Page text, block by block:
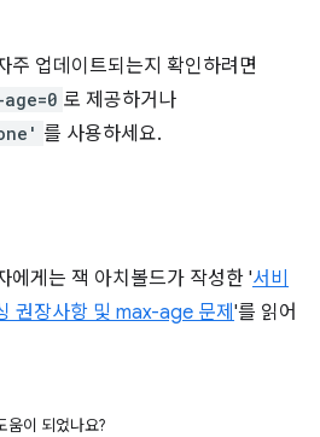
주 업데이트되는지 확인하려면
로 제공하거나
를 사용하세요.
에게는 잭 아치볼드가 작성한 '서비
권장사항 및 max-age 문제 '를 읽어
움이 되었나요?